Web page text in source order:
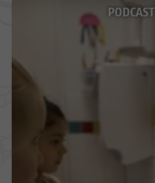
PODCAST